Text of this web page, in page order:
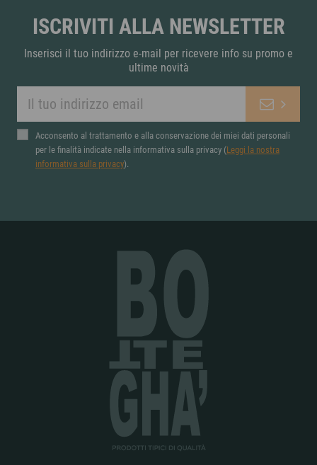
ISCRIVITI ALLA NEWSLETTER
Inserisci il tuo indirizzo e-mail per ricevere info su promo e
ultime novità
Acconsento al trattamento e alla conservazione dei miei dati personali
per le finalità indicate nella informativa sulla privacy (Leggi la nostra
informativa sulla privacy).